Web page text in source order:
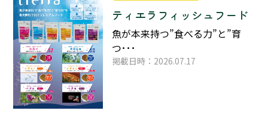
ティエラフィッシュフード
魚が本来持つ”食べる力”と”育
つ･･･
掲載日時：2026.07.17